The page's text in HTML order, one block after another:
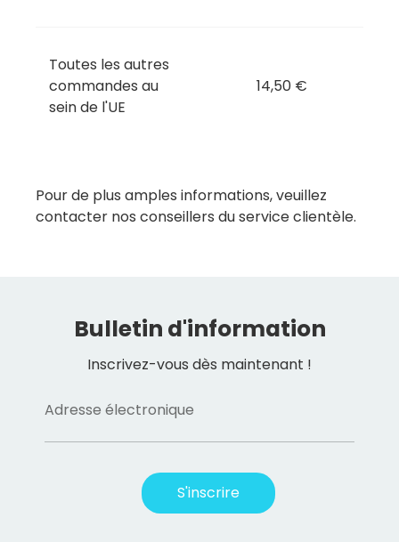
Toutes les autres
commandes au
sein de l'UE
14,50 €
Pour de plus amples informations, veuillez
contacter nos conseillers du service clientèle.
Bulletin d'information
Inscrivez-vous dès maintenant !
Adresse électronique
S'inscrire